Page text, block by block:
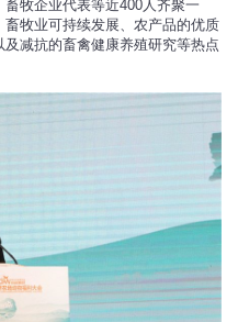
牧企业代表等近400人齐聚一
牧业可持续发展、农产品的优质
减抗的畜禽健康养殖研究等热点